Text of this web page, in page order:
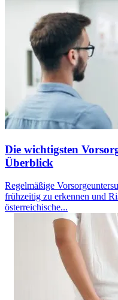
Die wichtigsten
Überblick
Regelmäßige
frühzeitig zu erkennen und
österreichische...